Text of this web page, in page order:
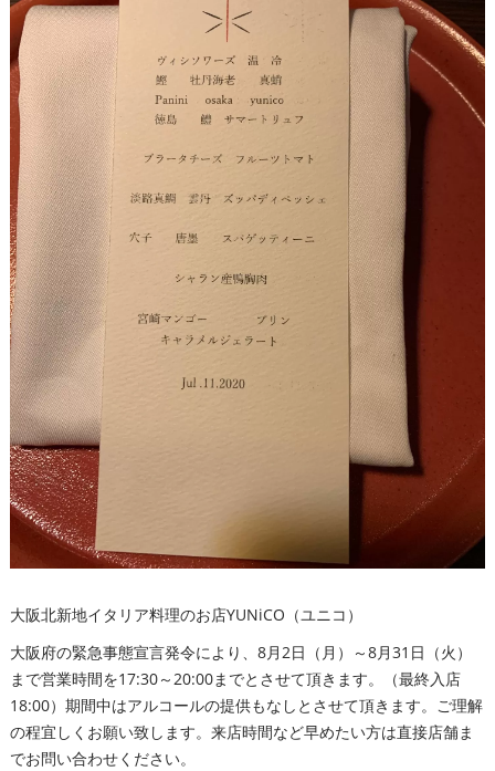
大阪北新地イタリア料理のお店YUNiCO（ユニコ）
大阪府の緊急事態宣言発令により、8月2日（月）～8月31日（火）
まで営業時間を17:30～20:00までとさせて頂きます。（最終入店
18:00）期間中はアルコールの提供もなしとさせて頂きます。ご理解
の程宜しくお願い致します。来店時間など早めたい方は直接店舗ま
でお問い合わせください。